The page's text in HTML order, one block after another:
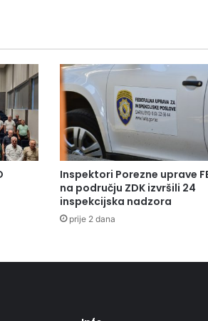
Inspektori Porezne uprave
na području ZDK izvršili 24
inspekcijska nadzora
prije 2 dana